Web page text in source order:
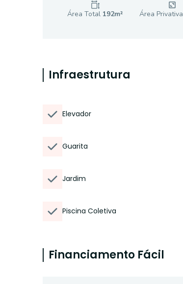
Área Total 192m² Área Privativa
Infraestrutura
Elevador
Guarita
Jardim
Piscina Coletiva
Financiamento Fácil